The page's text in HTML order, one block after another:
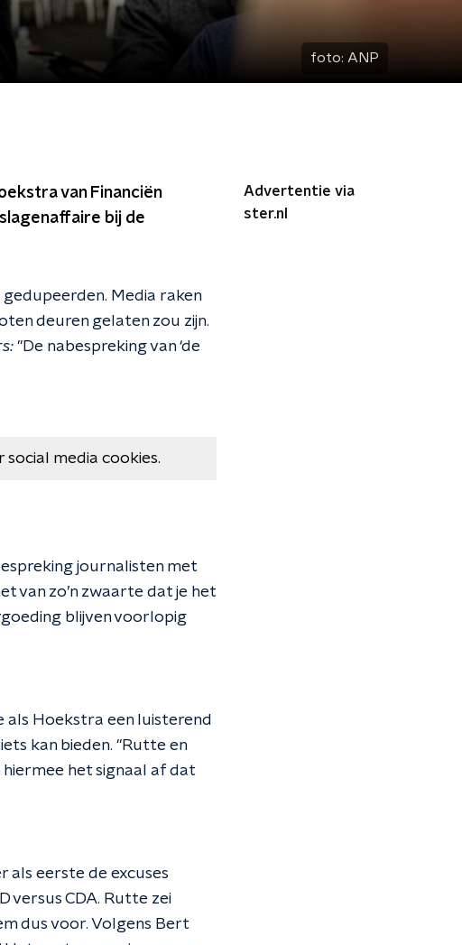
foto: ANP
van Financiën
bij de
Media raken
deuren gelaten zou zijn.
"De nabespreking van ‘de
social media cookies.
journalisten met
van zo’n zwaarte dat je het
blijven voorlopig
Hoekstra een luisterend
kan bieden. "Rutte en
het signaal af dat
als eerste de excuses
versus CDA. Rutte zei
dus voor. Volgens Bert
Advertentie via
ster.nl